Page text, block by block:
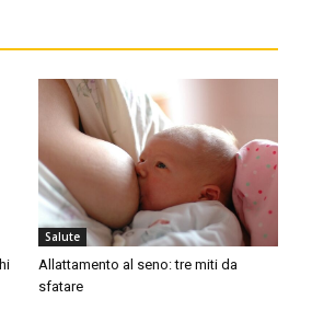
Salute
Allattamento al seno: tre miti da
sfatare